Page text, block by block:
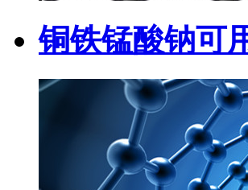
铜铁锰酸钠可